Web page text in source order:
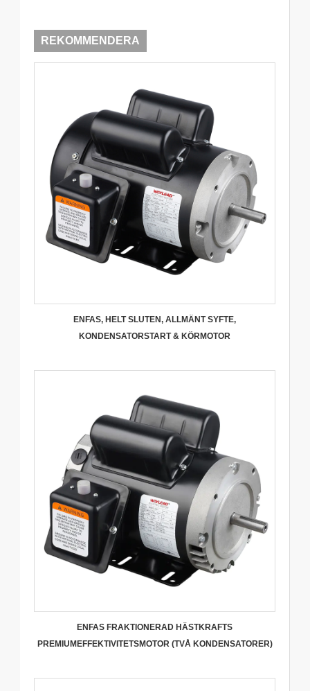
REKOMMENDERA
ENFAS, HELT SLUTEN, ALLMÄNT SYFTE,
KONDENSATORSTART & KÖRMOTOR
ENFAS FRAKTIONERAD HÄSTKRAFTS
PREMIUMEFFEKTIVITETSMOTOR (TVÅ KONDENSATORER)